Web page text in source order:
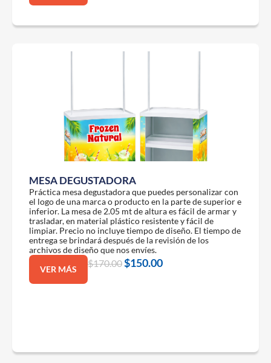
MESA DEGUSTADORA
Práctica mesa degustadora que puedes personalizar con
el logo de una marca o producto en la parte de superior e
inferior. La mesa de 2.05 mt de altura es fácil de armar y
trasladar, en material plástico resistente y fácil de
limpiar. Precio no incluye tiempo de diseño. El tiempo de
entrega se brindará después de la revisión de los
archivos de diseño que nos envíes.
VER MÁS
$170.00$150.00